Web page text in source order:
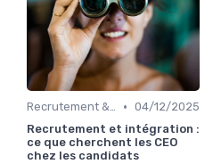
Recrutement & succession du dirigeant • 04/12/2025
Recrutement et intégration :
ce que cherchent les CEO
chez les candidats